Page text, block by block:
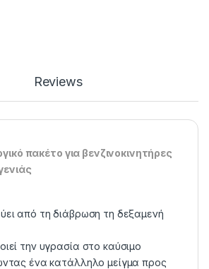
Reviews
πακέτο για βενζινοκινητήρες
από τη διάβρωση τη δεξαμενή
την υγρασία στο καύσιμο
ένα κατάλληλο μείγμα προς